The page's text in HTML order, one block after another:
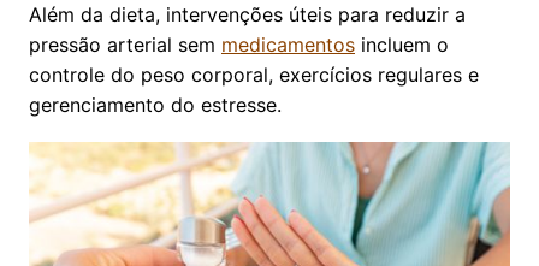
Além da dieta, intervenções úteis para reduzir a
pressão arterial sem medicamentos incluem o
controle do peso corporal, exercícios regulares e
gerenciamento do estresse.